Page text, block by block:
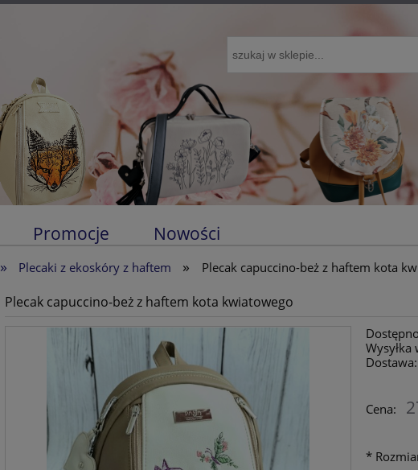
Promocje Nowości
» Plecaki z ekoskóry z haftem » Plecak capuccino-beż z haftem kota
Plecak capuccino-beż z haftem kota kwiatowego
Wysyłka
Dostawa:
Cena nie zawiera
Cena:
*